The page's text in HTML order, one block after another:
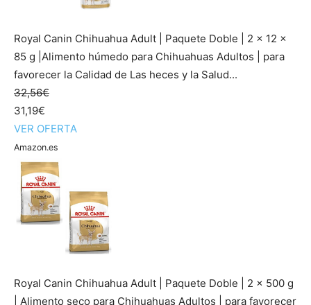
Royal Canin Chihuahua Adult | Paquete Doble | 2 x 12 x
85 g |Alimento húmedo para Chihuahuas Adultos | para
favorecer la Calidad de Las heces y la Salud...
32,56€
31,19€
VER OFERTA
Amazon.es
Royal Canin Chihuahua Adult | Paquete Doble | 2 x 500 g
| Alimento seco para Chihuahuas Adultos | para favorecer